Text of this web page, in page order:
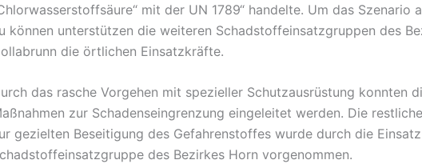
mit der UN 1789“ handelte. Um das Szenario
können unterstützen die weiteren Schadstoffeinsatzgruppen des
die örtlichen Einsatzkräfte.
das rasche Vorgehen mit spezieller Schutzausrüstung konnten
zur Schadenseingrenzung eingeleitet werden. Die
gezielten Beseitigung des Gefahrenstoffes wurde durch die
des Bezirkes Horn vorgenommen.